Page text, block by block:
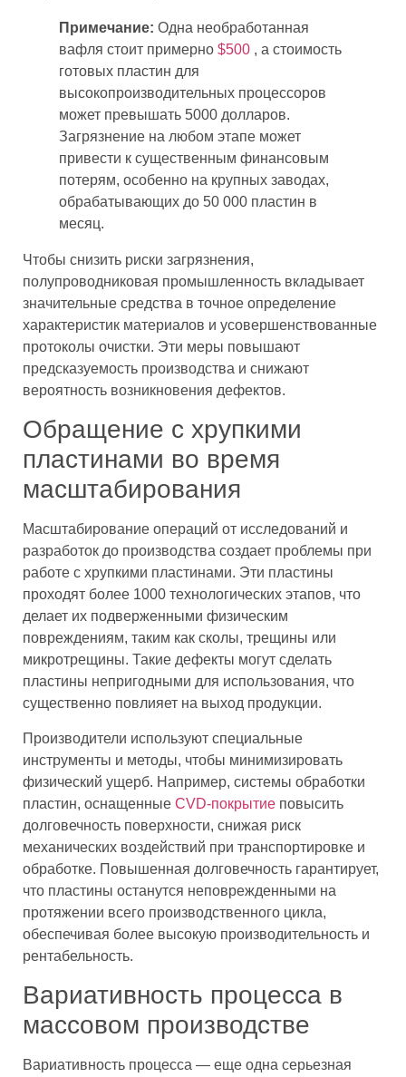
Примечание: Одна необработанная
вафля стоит примерно $500 , а стоимость
готовых пластин для
высокопроизводительных процессоров
может превышать 5000 долларов.
Загрязнение на любом этапе может
привести к существенным финансовым
потерям, особенно на крупных заводах,
обрабатывающих до 50 000 пластин в
месяц.
Чтобы снизить риски загрязнения,
полупроводниковая промышленность вкладывает
значительные средства в точное определение
характеристик материалов и усовершенствованные
протоколы очистки. Эти меры повышают
предсказуемость производства и снижают
вероятность возникновения дефектов.
Обращение с хрупкими
пластинами во время
масштабирования
Масштабирование операций от исследований и
разработок до производства создает проблемы при
работе с хрупкими пластинами. Эти пластины
проходят более 1000 технологических этапов, что
делает их подверженными физическим
повреждениям, таким как сколы, трещины или
микротрещины. Такие дефекты могут сделать
пластины непригодными для использования, что
существенно повлияет на выход продукции.
Производители используют специальные
инструменты и методы, чтобы минимизировать
физический ущерб. Например, системы обработки
пластин, оснащенные CVD-покрытие повысить
долговечность поверхности, снижая риск
механических воздействий при транспортировке и
обработке. Повышенная долговечность гарантирует,
что пластины останутся неповрежденными на
протяжении всего производственного цикла,
обеспечивая более высокую производительность и
рентабельность.
Вариативность процесса в
массовом производстве
Вариативность процесса — еще одна серьезная